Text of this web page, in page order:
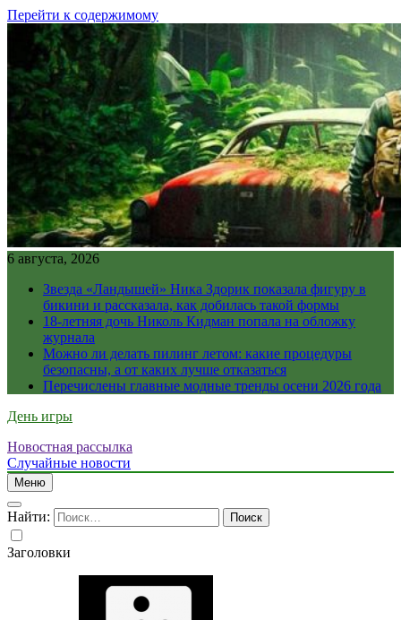
Перейти к содержимому
6 августа, 2026
Звезда «Ландышей» Ника Здорик показала фигуру в
бикини и рассказала, как добилась такой формы
18-летняя дочь Николь Кидман попала на обложку
журнала
Можно ли делать пилинг летом: какие процедуры
безопасны, а от каких лучше отказаться
Перечислены главные модные тренды осени 2026 года
День игры
Новостная рассылка
Случайные новости
Меню
Найти:
Заголовки